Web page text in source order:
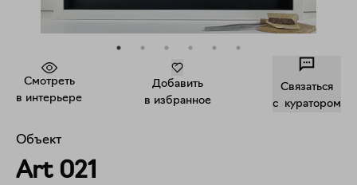
Смотреть
в интерьере
Добавить
в избранное
Связаться
c куратором
Объект
Art 021